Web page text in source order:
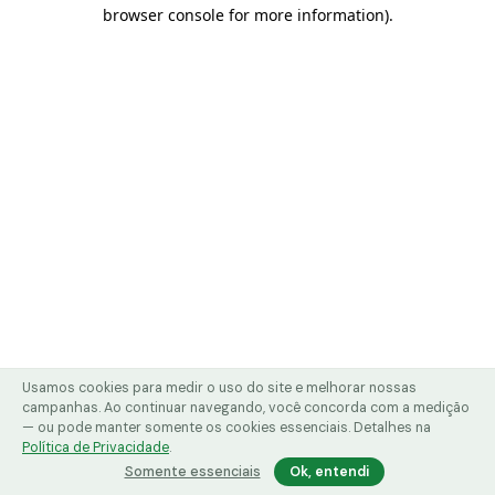
browser console for more information).
Usamos cookies para medir o uso do site e melhorar nossas
campanhas. Ao continuar navegando, você concorda com a medição
— ou pode manter somente os cookies essenciais. Detalhes na
Política de Privacidade.
Somente essenciais
Ok, entendi